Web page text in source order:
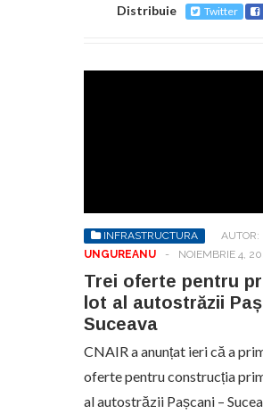
Distribuie Twitter
INFRASTRUCTURA AUTOR:
UNGUREANU
- NOIEMBRIE 4,
Trei oferte pentru
lot al autostrăzii
Suceava
CNAIR a anunțat ieri că a
oferte pentru construcția
al autostrăzii Pașcani –